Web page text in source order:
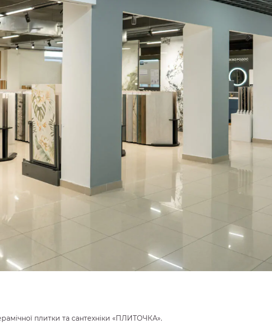
плитки та сантехніки «ПЛИТОЧКА».